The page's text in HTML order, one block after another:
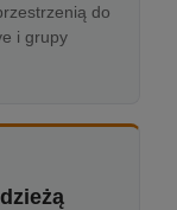
do
i grupy